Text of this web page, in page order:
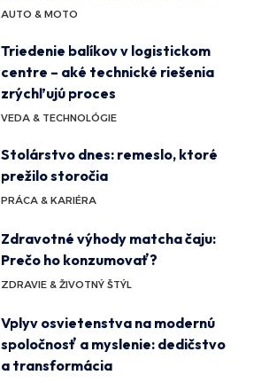
AUTO & MOTO
Triedenie balíkov v logistickom
centre – aké technické riešenia
zrýchľujú proces
VEDA & TECHNOLÓGIE
Stolárstvo dnes: remeslo, ktoré
prežilo storočia
PRÁCA & KARIÉRA
Zdravotné výhody matcha čaju:
Prečo ho konzumovať?
ZDRAVIE & ŽIVOTNÝ ŠTÝL
Vplyv osvietenstva na modernú
spoločnosť a myslenie: dedičstvo
a transformácia